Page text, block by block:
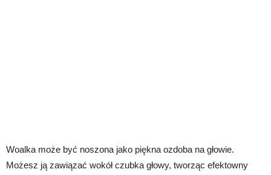
Woalka może być noszona jako piękna ozdoba na głowie.
Możesz ją zawiązać wokół czubka głowy, tworząc efektowny